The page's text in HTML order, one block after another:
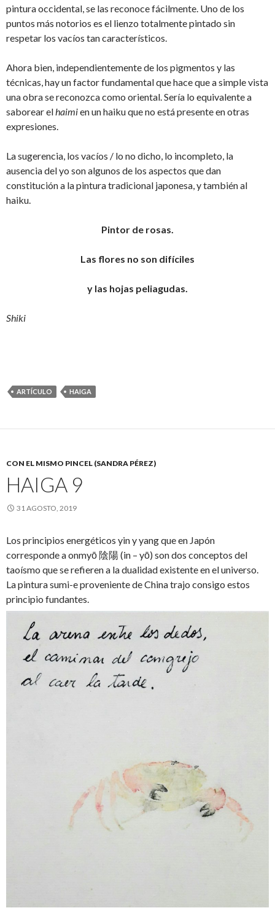
pintura occidental, se las reconoce fácilmente. Uno de los
puntos más notorios es el lienzo totalmente pintado sin
respetar los vacíos tan característicos.
Ahora bien, independientemente de los pigmentos y las
técnicas, hay un factor fundamental que hace que a simple vista
una obra se reconozca como oriental. Sería lo equivalente a
saborear el haimien un haiku que no está presente en otras
expresiones.
La sugerencia, los vacíos / lo no dicho, lo incompleto, la
ausencia del yo son algunos de los aspectos que dan
constitución a la pintura tradicional japonesa, y también al
haiku.
Pintor de rosas.
Las flores no son difíciles
y las hojas peliagudas.
Shiki
ARTÍCULO HAIGA
CON EL MISMO PINCEL (SANDRA PÉREZ)
HAIGA 9
31 AGOSTO, 2019
Los principios energéticos yin y yang que en Japón
corresponde a onmyō 陰陽 (in – yō) son dos conceptos del
taoísmo que se refieren a la dualidad existente en el universo.
La pintura sumi-e proveniente de China trajo consigo estos
principio fundantes.